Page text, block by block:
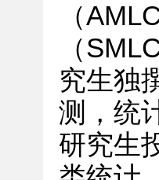
（
（
究生独
测，统
研究生